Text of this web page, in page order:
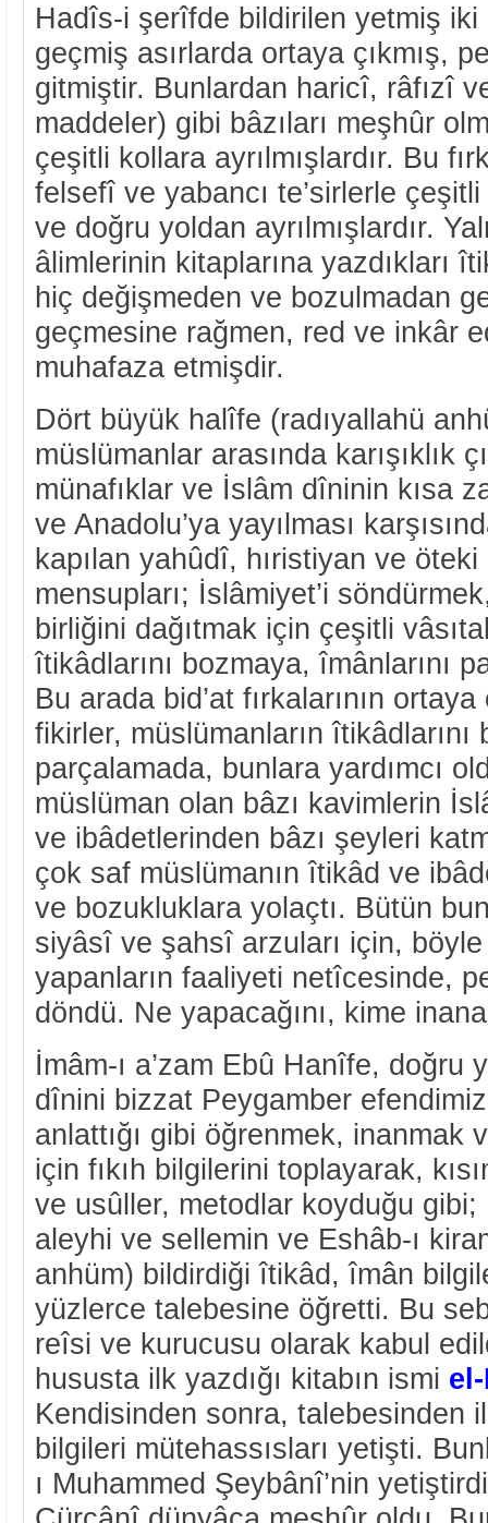
Hadîs-i şerîfde bildirilen yetmiş iki
geçmiş asırlarda ortaya çıkmış,
gitmiştir. Bunlardan haricî, râfızî
maddeler) gibi bâzıları meşhûr
çeşitli kollara ayrılmışlardır. Bu
felsefî ve yabancı te’sirlerle
ve doğru yoldan ayrılmışlardır.
âlimlerinin kitaplarına yazdıkları
hiç değişmeden ve bozulmadan
geçmesine rağmen, red ve inkâr
muhafaza etmişdir.
Dört büyük halîfe (radıyallahü
müslümanlar arasında karışıklık
münafıklar ve İslâm dîninin kısa
ve Anadolu’ya yayılması
kapılan yahûdî, hıristiyan ve öteki
mensupları; İslâmiyet’i
birliğini dağıtmak için çeşitli
îtikâdlarını bozmaya, îmânlarını
Bu arada bid’at fırkalarının ortaya
fikirler, müslümanların îtikâdlarını
parçalamada, bunlara yardımcı
müslüman olan bâzı kavimlerin
ve ibâdetlerinden bâzı şeyleri
çok saf müslümanın îtikâd ve
ve bozukluklara yolaçtı. Bütün
siyâsî ve şahsî arzuları için,
yapanların faaliyeti netîcesinde,
döndü. Ne yapacağını, kime
İmâm-ı a’zam Ebû Hanîfe, doğru
dînini bizzat Peygamber
anlattığı gibi öğrenmek, inanmak
için fıkıh bilgilerini toplayarak,
ve usûller, metodlar koyduğu
aleyhi ve sellemin ve Eshâb-ı
anhüm) bildirdiği îtikâd, îmân
yüzlerce talebesine öğretti. Bu
reîsi ve kurucusu olarak kabul
hususta ilk yazdığı kitabın ismi
Kendisinden sonra, talebesinden
bilgileri mütehassısları yetişti.
ı Muhammed Şeybânî’nin